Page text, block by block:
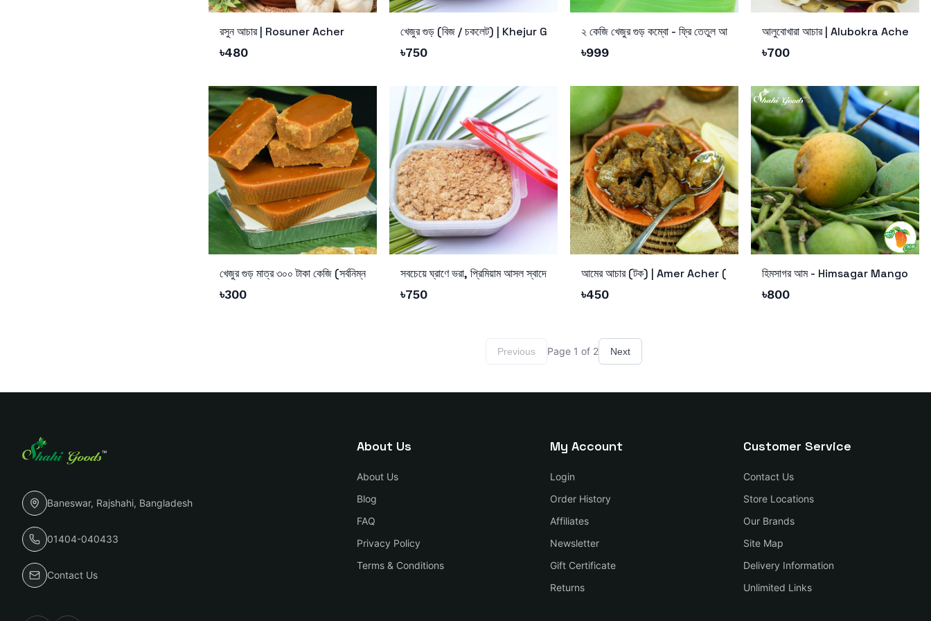
Add to Cart
রসুন আচার | Rosuner Acher
৳480
Add to Cart
খেজুর গুড় (বিজ / চকলেট) | Khejur Gur (Bij Gur/Chocolate Gur)
৳750
Add to Cart
২ কেজি খেজুর গুড় কম্বো - ফ্রি তেতুল আচার ও ফ্রি ডেলিভারি
৳999
Add to Cart
আলুবোখারা আচার | Alubokra Acher
৳700
Add to Cart
খেজুর গুড় মাত্র ৩০০ টাকা কেজি (সর্বনিম্ন ৩ কেজি অর্ডারে)
৳300
Add to Cart
সবচেয়ে ঘ্রাণে ভরা, প্রিমিয়াম আসল স্বাদের “বীজ গুড়” বা “চকলেট গুড়”। ৩ কেজিতে ফ্রি ডেলিভারি + ৪৩০ টাকা ছাড়।
৳750
Add to Cart
আমের আচার (টক) | Amer Acher (Tok)
৳450
Add to Cart
হিমসাগর আম - Himsagar Mango
৳800
Previous Page 1 of 2 Next
Baneswar, Rajshahi, Bangladesh
01404-040433
Contact Us
About Us
About Us
Blog
FAQ
Privacy Policy
Terms & Conditions
My Account
Login
Order History
Affiliates
Newsletter
Gift Certificate
Returns
Customer Service
Contact Us
Store Locations
Our Brands
Site Map
Delivery Information
Unlimited Links